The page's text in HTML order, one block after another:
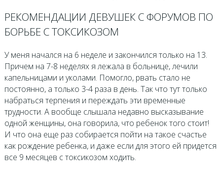
РЕКОМЕНДАЦИИ ДЕВУШЕК С ФОРУМОВ ПО
БОРЬБЕ С ТОКСИКОЗОМ
У меня начался на 6 неделе и закончился только на 13.
Причем на 7-8 неделях я лежала в больнице, лечили
капельницами и уколами. Помогло, рвать стало не
постоянно, а только 3-4 раза в день. Так что тут только
набраться терпения и переждать эти временные
трудности. А вообще слышала недавно высказывание
одной женщины, она говорила, что ребенок того стоит!
И что она еще раз собирается пойти на такое счастье
как рождение ребенка, и даже если для этого ей придется
все 9 месяцев с токсикозом ходить.